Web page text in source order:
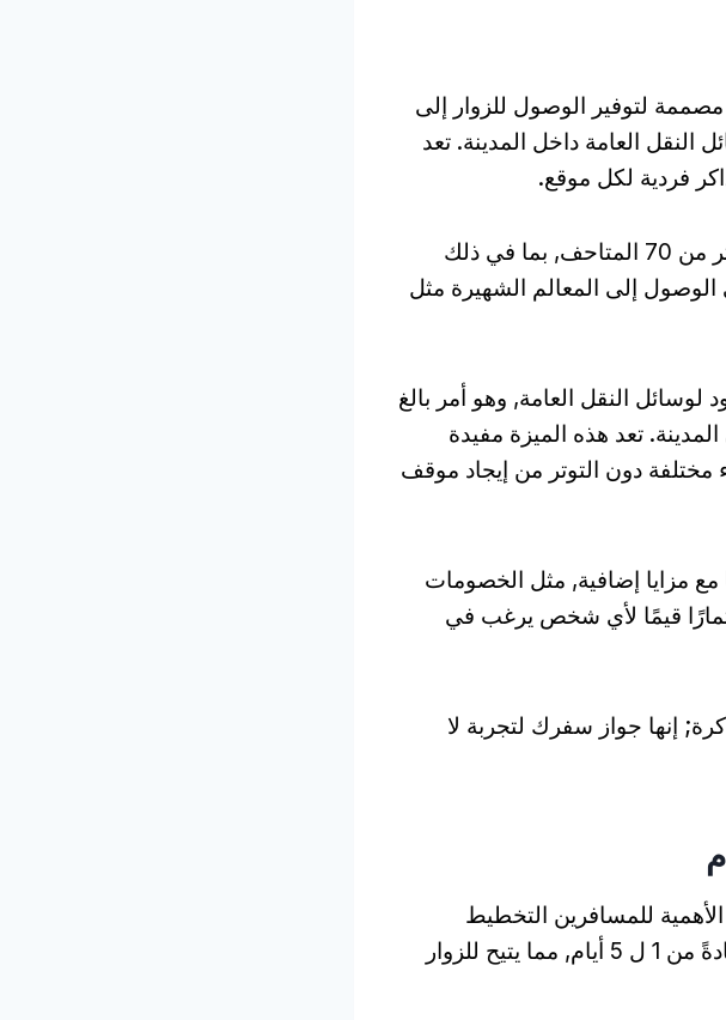
لتوفير الوصول للزوار إلى
العامة داخل المدينة. تعد
فردية لكل موقع.
مع البطاقة, يمكنك الاستمتاع بالدخول المجاني إلى أكثر من 70 المتاحف, بما في ذلك
إلى المعالم الشهيرة مثل
النقل العامة, وهو أمر بالغ
تعد هذه الميزة مفيدة
دون التوتر من إيجاد موقف
مزايا إضافية, مثل الخصومات
قيمًا لأي شخص يرغب في
إنها جواز سفرك لتجربة لا
للمسافرين التخطيط
لميزانيتهم. البطاقة متاحة لعدة فترات زمنية, تتراوح عادةً من 1 ل 5 أيام, مما يتيح للزوار